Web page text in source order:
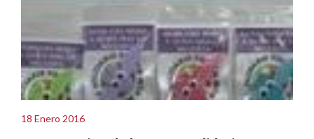
18 Enero 2016